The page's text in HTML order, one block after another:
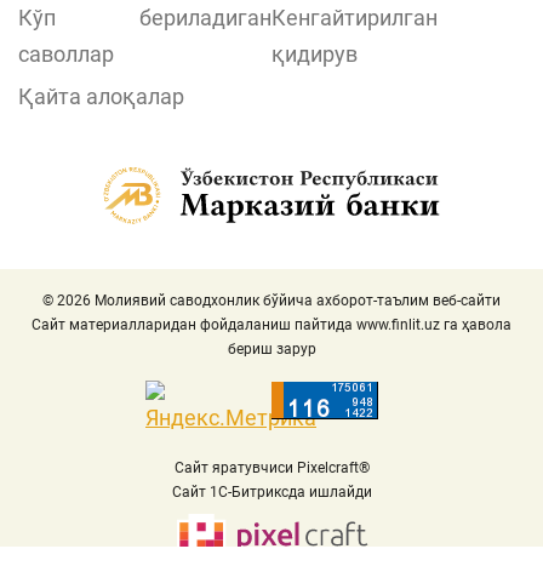
Кўп бериладиган
саволлар
Кенгайтирилган
қидирув
Қайта алоқалар
© 2026 Молиявий саводхонлик бўйича ахборот-таълим веб-сайти
Сайт материалларидан фойдаланиш пайтида www.finlit.uz га ҳавола
бериш зарур
Сайт яратувчиси Pixelcraft®
Сайт 1C-Битриксда ишлайди